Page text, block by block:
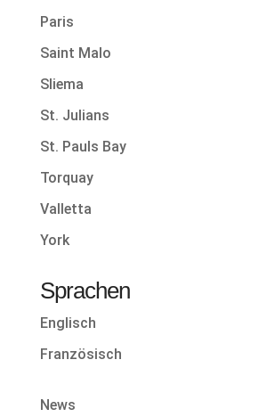
Paris
Saint Malo
Sliema
St. Julians
St. Pauls Bay
Torquay
Valletta
York
Sprachen
Englisch
Französisch
News